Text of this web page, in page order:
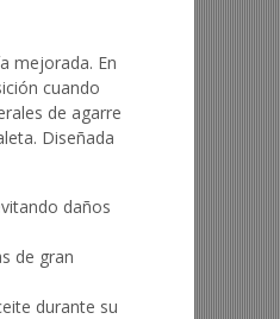
mejorada. En
cuando
de agarre
Diseñada
daños
de gran
durante su